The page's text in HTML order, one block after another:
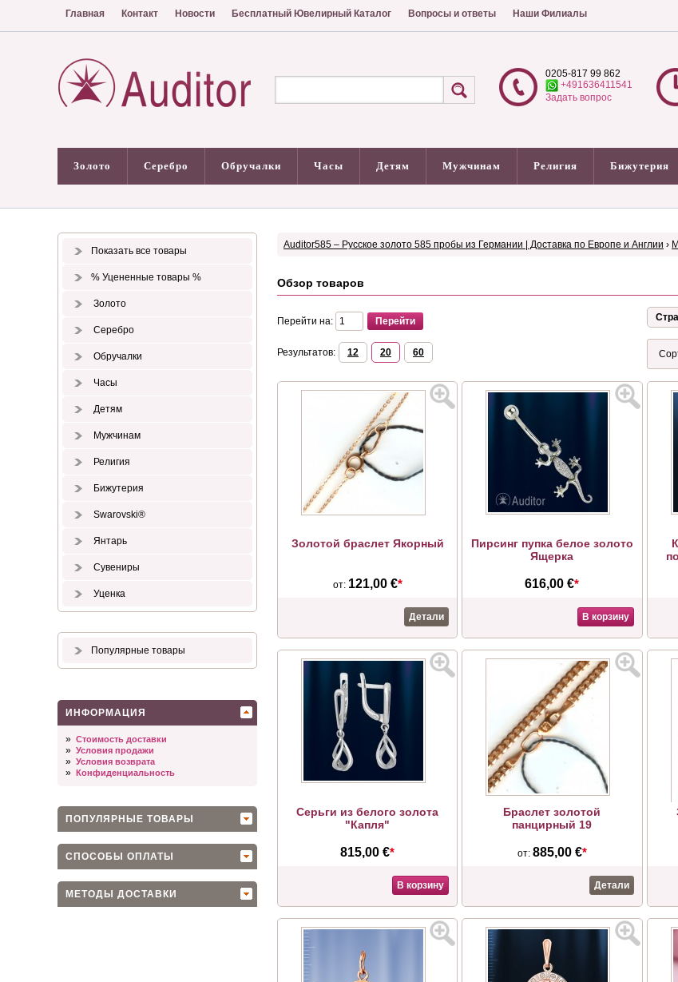
Главная Контакт Новости Бесплатный Ювелирный Каталог Вопросы и ответы Наши Филиалы
0205-817 99 862
+491636411541
Задать вопрос
Золото Серебро Обручалки Часы Детям Мужчинам Религия Бижутерия
Показать все товары
% Уцененные товары %
Золото
Серебро
Обручалки
Часы
Детям
Мужчинам
Религия
Бижутерия
Swarovski®
Янтарь
Сувениры
Уценка
Популярные товары
ИНФОРМАЦИЯ
» Стоимость доставки
» Условия продажи
» Условия возврата
» Конфиденциальность
ПОПУЛЯРНЫЕ ТОВАРЫ
СПОСОБЫ ОПЛАТЫ
МЕТОДЫ ДОСТАВКИ
Auditor585 – Русское золото 585 пробы из Германии | Доставка по Европе и Англии ›
Обзор товаров
Перейти на:
Результатов: 12 20 60
Золотой браслет Якорный
от: 121,00 €*
Детали
Пирсинг пупка белое золото
Ящерка
616,00 €*
В корзину
Серьги из белого золота
"Капля"
815,00 €*
В корзину
Браслет золотой
панцирный 19
от: 885,00 €*
Детали